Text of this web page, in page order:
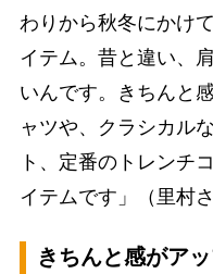
わりから秋冬にかけ
イテム。昔と違い、
いんです。きちんと
ャツや、クラシカル
ト、定番のトレンチ
イテムです」（里村さ
きちんと感がア